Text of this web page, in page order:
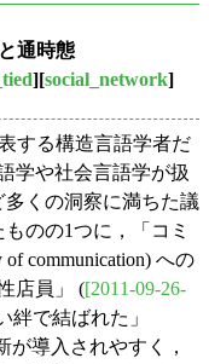
通時態
][social_network]
する構造言語学者だ
学や社会言語学が扱
くの洞察に満ちた議
のの1つに，「コミ
communication) への
店員」 ([2011-09-26-
絆で結ばれた」
が導入されやすく，